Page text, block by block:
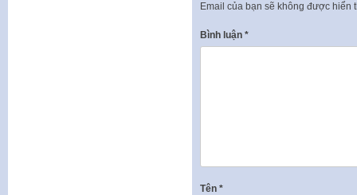
Email của bạn sẽ không được hiển
Bình luận *
Tên *